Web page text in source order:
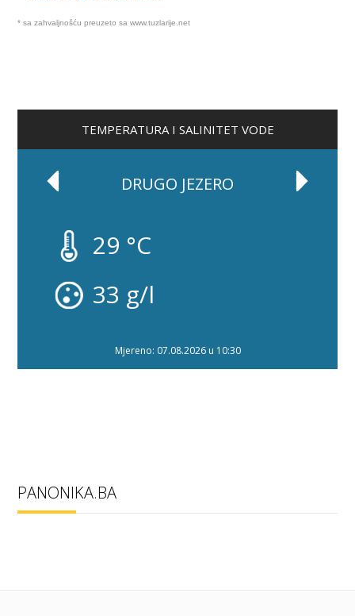
* sa zahvaljnošću preuzeto sa www.tuzlarije.net
TEMPERATURA I SALINITET VODE
DRUGO JEZERO
29 °C
33 g/l
Mjereno: 07.08.2026 u 10:30
PANONIKA.BA